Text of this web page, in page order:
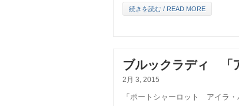
続きを読む / READ MORE
ブルックラディ 「
2月 3, 2015
「ポートシャーロット アイラ